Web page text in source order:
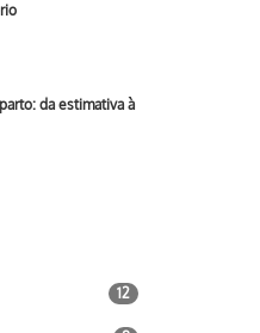
da estimativa à
12